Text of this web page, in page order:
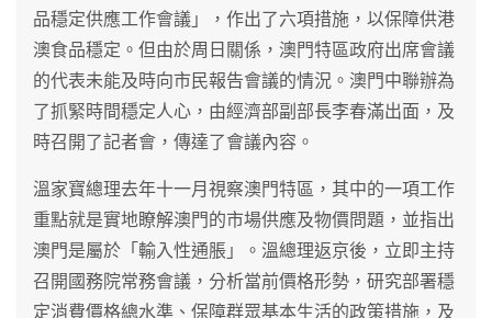
品穩定供應工作會議」，作出了六項措施，以保障供港
澳食品穩定。但由於周日關係，澳門特區政府出席會議
的代表未能及時向市民報告會議的情況。澳門中聯辦為
了抓緊時間穩定人心，由經濟部副部長李春滿出面，及
時召開了記者會，傳達了會議內容。
溫家寶總理去年十一月視察澳門特區，其中的一項工作
重點就是實地瞭解澳門的市場供應及物價問題，並指出
澳門是屬於「輸入性通脹」。溫總理返京後，立即主持
召開國務院常務會議，分析當前價格形勢，研究部署穩
定消費價格總水準、保障群眾基本生活的政策措施，及